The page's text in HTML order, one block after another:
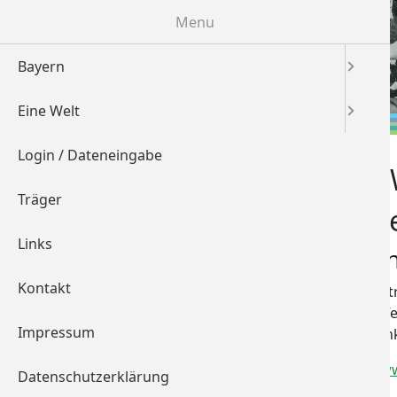
Portal Bayern
Eine Welt
Login / Dateneingabe
Träger
Kontakt
97215
http://
Menu
Bayern
Eine Welt
Login / Dateneingabe
Träger
Links
Kontakt
Impressum
Datenschutzerklärung